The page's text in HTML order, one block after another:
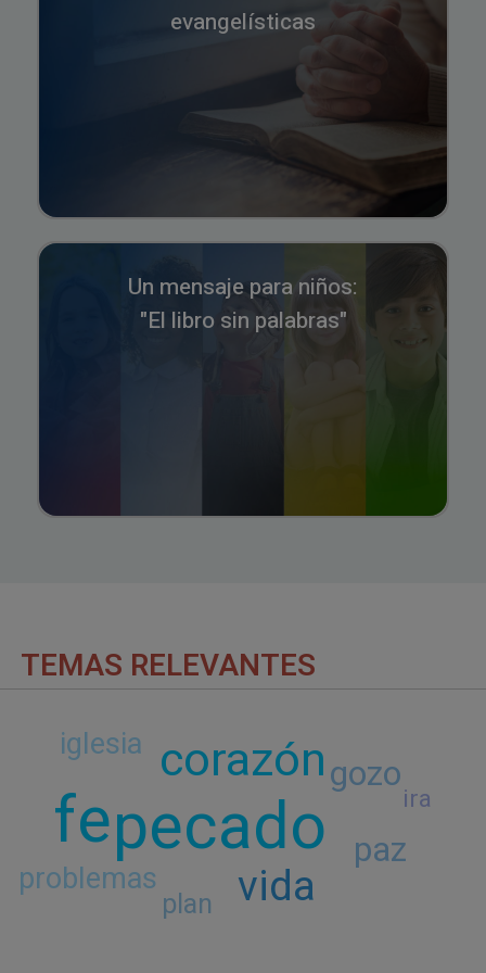
evangelísticas
Un mensaje para niños:
"El libro sin palabras"
TEMAS RELEVANTES
pecado
fe
corazón
vida
paz
gozo
problemas
iglesia
plan
ira